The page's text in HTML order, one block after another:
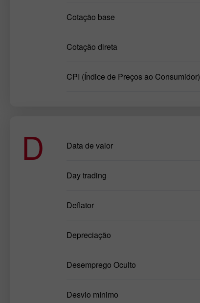
Cotação base
Cotação direta
CPI (Índice de Preços ao Consumidor)
D Data de valor
Day trading
Deflator
Depreciação
Desemprego Oculto
Desvio mínimo